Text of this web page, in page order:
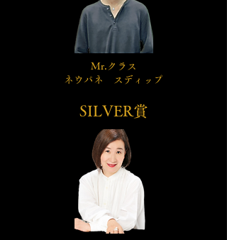
Mr.クラス
​ネウパネ スディップ
​SILVER賞